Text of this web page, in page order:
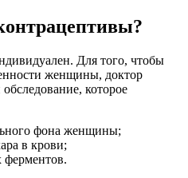
Для того, чтобы
женщины, доктор
которое
фона женщины;
в крови;
ферментов.